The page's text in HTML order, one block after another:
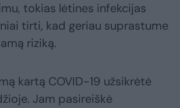
tokias lėtines infekcijas
tirti, kad geriau suprastume
riziką.
kartą COVID-19 užsikrėtė
Jam pasireiškė